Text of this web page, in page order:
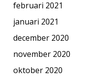
februari 2021
januari 2021
december 2020
november 2020
oktober 2020